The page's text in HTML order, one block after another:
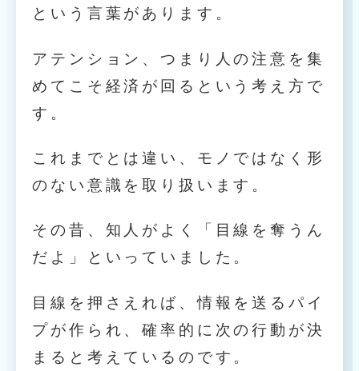
という言葉があります。
アテンション、つまり人の注意を集
めてこそ経済が回るという考え方で
す。
これまでとは違い、モノではなく形
のない意識を取り扱います。
その昔、知人がよく「目線を奪うん
だよ」といっていました。
目線を押さえれば、情報を送るパイ
プが作られ、確率的に次の行動が決
まると考えているのです。